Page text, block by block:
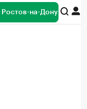
Ростов-на-Дону